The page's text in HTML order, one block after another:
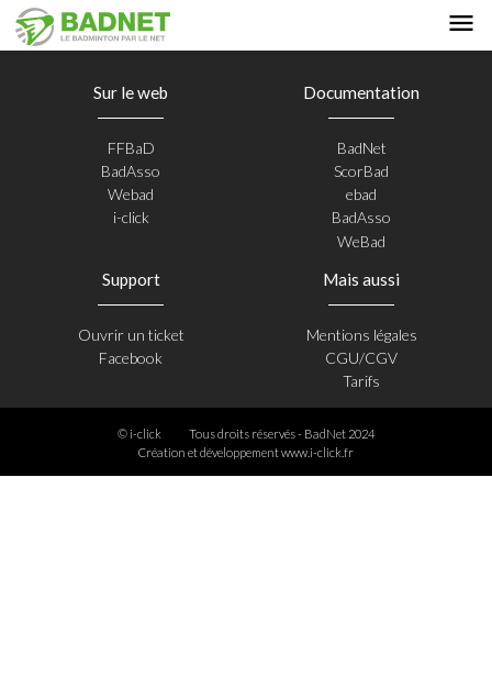
Sur le web
FFBaD
BadAsso
Webad
i-click
Documentation
BadNet
ScorBad
ebad
BadAsso
WeBad
Support
Ouvrir un ticket
Facebook
Mais aussi
Mentions légales
CGU/CGV
Tarifs
© i-click
Tous droits réservés - BadNet 2024
Création et développementwww.i-click.fr